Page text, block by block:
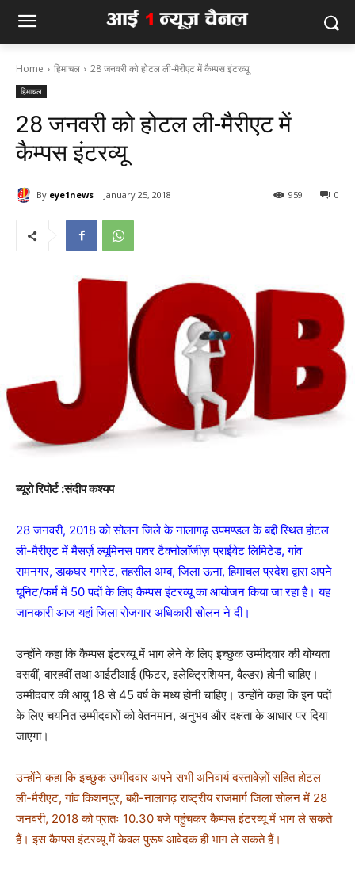
Home हिमाचल 28 जनवरी को होटल ली-मैरीएट में कैम्पस इंटरव्यू
हिमाचल
28 जनवरी को होटल ली-मैरीएट में
कैम्पस इंटरव्यू
By eye1news January 25, 2018 0
959
ब्यूरो रिपोर्ट :संदीप कश्यप
28 जनवरी, 2018 को सोलन जिले के नालागढ़ उपमण्डल के बद्दी स्थित होटल
ली-मैरीएट में मैसर्ज़ ल्यूमिनस पावर टैक्नोलाॅजीज़ प्राईवेट लिमिटेड, गांव
रामनगर, डाकघर गगरेट, तहसील अम्ब, जिला ऊना, हिमाचल प्रदेश द्वारा अपने
यूनिट/फर्म में 50 पदों के लिए कैम्पस इंटरव्यू का आयोजन किया जा रहा है। यह
जानकारी आज यहां जिला रोजगार अधिकारी सोलन ने दी।
उन्होंने कहा कि कैम्पस इंटरव्यू में भाग लेने के लिए इच्छुक उम्मीदवार की योग्यता
दसवीं, बारहवीं तथा आईटीआई (फिटर, इलेक्ट्रिशियन, वैल्डर) होनी चाहिए।
उम्मीदवार की आयु 18 से 45 वर्ष के मध्य होनी चाहिए। उन्होंने कहा कि इन पदों
के लिए चयनित उम्मीदवारों को वेतनमान, अनुभव और दक्षता के आधार पर दिया
जाएगा।
उन्होंने कहा कि इच्छुक उम्मीदवार अपने सभी अनिवार्य दस्तावेज़ों सहित होटल
ली-मैरीएट, गांव किशनपुर, बद्दी-नालागढ़ राष्ट्रीय राजमार्ग जिला सोलन में 28
जनवरी, 2018 को प्रातः 10.30 बजे पहुंचकर कैम्पस इंटरव्यू में भाग ले सकते
हैं। इस कैम्पस इंटरव्यू में केवल पुरूष आवेदक ही भाग ले सकते हैं।